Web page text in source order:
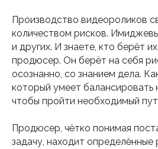
Производство видеороликов
количеством рисков.
и других. И знаете, кто берёт
продюсер. Он берёт на себя
осознанно, со знанием дела.
который умеет балансировать
чтобы пройти необходимый
Продюсер, чётко понимая
задачу, находит